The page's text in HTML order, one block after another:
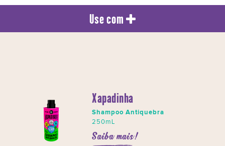
Use com
Xapadinha
Shampoo Antiquebra
250mL
Saiba mais!